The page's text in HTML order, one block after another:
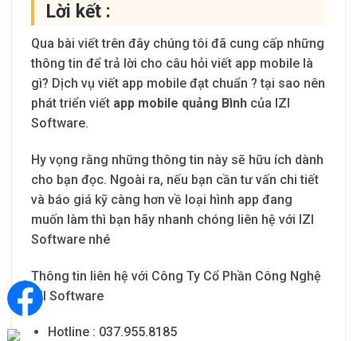
Lời kết :
Qua bài viết trên đây chúng tôi đã cung cấp những
thông tin để trả lời cho câu hỏi viết app mobile là
gì? Dịch vụ viết app mobile đạt chuẩn ? tại sao nên
phát triển viết app mobile quảng Bình của IZI
Software.
Hy vọng rằng những thông tin này sẽ hữu ích dành
cho bạn đọc. Ngoài ra, nếu bạn cần tư vấn chi tiết
và báo giá kỹ càng hơn về loại hình app đang
muốn làm thì bạn hãy nhanh chóng liên hệ với IZI
Software nhé
Thông tin liên hệ với Công Ty Cổ Phần Công Nghệ
IZI Software
Hotline : 037.955.8185